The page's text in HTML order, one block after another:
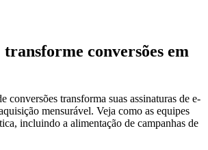
transforme conversões em
conversões transforma suas assinaturas de e-
mensurável. Veja como as equipes
incluindo a alimentação de campanhas de